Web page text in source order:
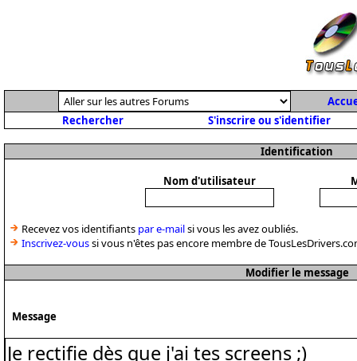
Rechercher
S'inscrire ou s'identifier
Identification
Nom d'utilisateur
Recevez vos identifiants par e-mailsi vous les avez oubliés.
Inscrivez-voussi vous n'êtes pas encore membre de
Modifier le message
Message